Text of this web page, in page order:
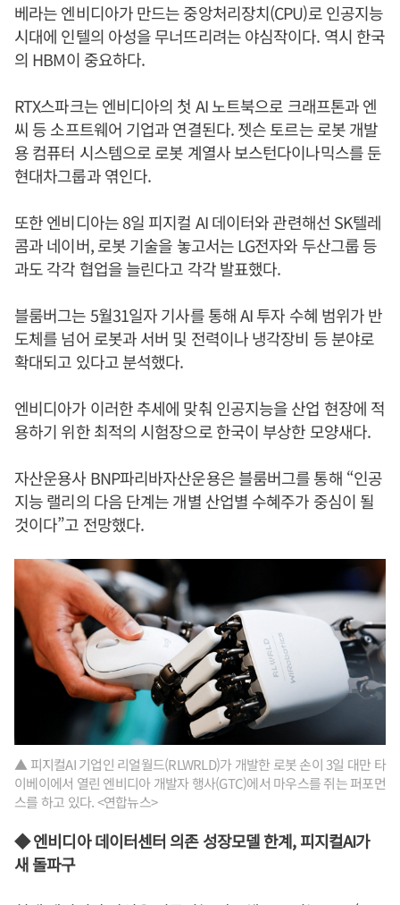
베라는 엔비디아가 만드는 중앙처리장치(CPU)로 인공지능
시대에 인텔의 아성을 무너뜨리려는 야심작이다. 역시 한국
의 HBM이 중요하다.
RTX스파크는 엔비디아의 첫 AI 노트북으로 크래프톤과 엔
씨 등 소프트웨어 기업과 연결된다. 젯슨 토르는 로봇 개발
용 컴퓨터 시스템으로 로봇 계열사 보스턴다이나믹스를 둔
현대차그룹과 엮인다.
또한 엔비디아는 8일 피지컬 AI 데이터와 관련해선 SK텔레
콤과 네이버, 로봇 기술을 놓고서는 LG전자와 두산그룹 등
과도 각각 협업을 늘린다고 각각 발표했다.
블룸버그는 5월31일자 기사를 통해 AI 투자 수혜 범위가 반
도체를 넘어 로봇과 서버 및 전력이나 냉각장비 등 분야로
확대되고 있다고 분석했다.
엔비디아가 이러한 추세에 맞춰 인공지능을 산업 현장에 적
용하기 위한 최적의 시험장으로 한국이 부상한 모양새다.
자산운용사 BNP파리바자산운용은 블룸버그를 통해 “인공
지능 랠리의 다음 단계는 개별 산업별 수혜주가 중심이 될
것이다”고 전망했다.
▲ 피지컬AI 기업인 리얼월드(RLWRLD)가 개발한 로봇 손이 3일 대만 타
이베이에서 열린 엔비디아 개발자 행사(GTC)에서 마우스를 쥐는 퍼포먼
스를 하고 있다. <연합뉴스>
◆ 엔비디아 데이터센터 의존 성장모델 한계, 피지컬AI가
새 돌파구